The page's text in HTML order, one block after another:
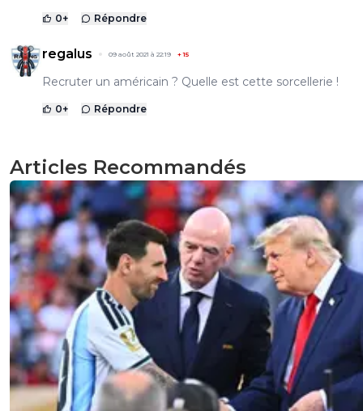
0+ Répondre
regalus 09 août 2021 à 22:19 +15
Recruter un américain ? Quelle est cette sorcellerie !
0+ Répondre
Articles Recommandés